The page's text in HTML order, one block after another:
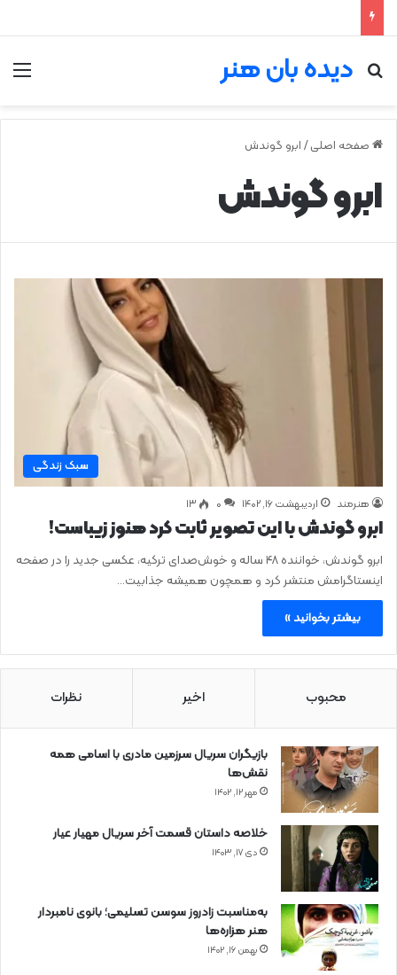
دیده بان هنر
جستجو برای
صفحه اصلی / ابرو گوندش
ابرو گوندش
سبک زندگی
هنرمند اردیبهشت ۱۶, ۱۴۰۲ 0 ۱۳
ابرو گوندش با این تصویر ثابت کرد هنوز زیباست!
ابرو گوندش، خواننده ۴۸ ساله و خوش‌صدای ترکیه، عکسی جدید را در صفحه
اینستاگرامش منتشر کرد و همچون همیشه جذابیت…
بیشتر بخوانید »
محبوب اخیر نظرات
بازیگران سریال سرزمین مادری با اسامی همه
نقش‌ها
مهر ۱۲, ۱۴۰۲
خلاصه داستان قسمت آخر سریال مهیار عیار
دی ۱۷, ۱۴۰۳
به‌مناسبت زادروز سوسن تسلیمی؛ بانوی نامبردار
هنر هزاره‌ها
بهمن ۱۶, ۱۴۰۲